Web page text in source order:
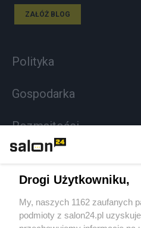
ZAŁÓŻ BLOG
Polityka
Gospodarka
Rozmaitości
Sport
Społeczeństwo
Drogi Użytkowniku,
My, naszych 1162 zaufanych
podmioty z salon24.pl